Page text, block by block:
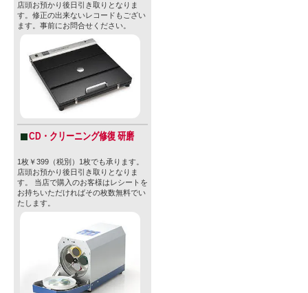
店頭お預かり後日引き取りとなりま
す。修正の出来ないレコードもござい
ます。事前にお問合せください。
CD・クリーニング修復 研磨
1枚￥399（税別）1枚でも承ります。
店頭お預かり後日引き取りとなりま
す。 当店で購入のお客様はレシートを
お持ちいただければその枚数無料でい
たします。